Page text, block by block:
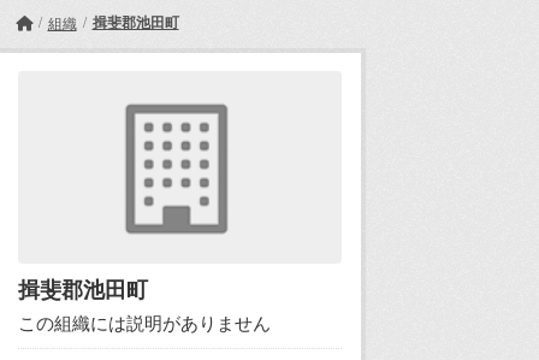
組織 揖斐郡池田町
揖斐郡池田町
この組織には説明がありません